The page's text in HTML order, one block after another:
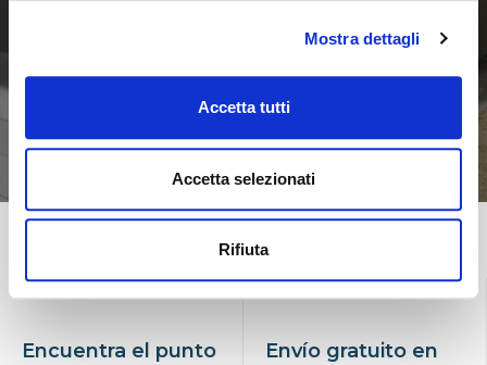
Mostra dettagli
Accetta tutti
Accetta selezionati
Rifiuta
Encuentra el punto
Envío gratuito en